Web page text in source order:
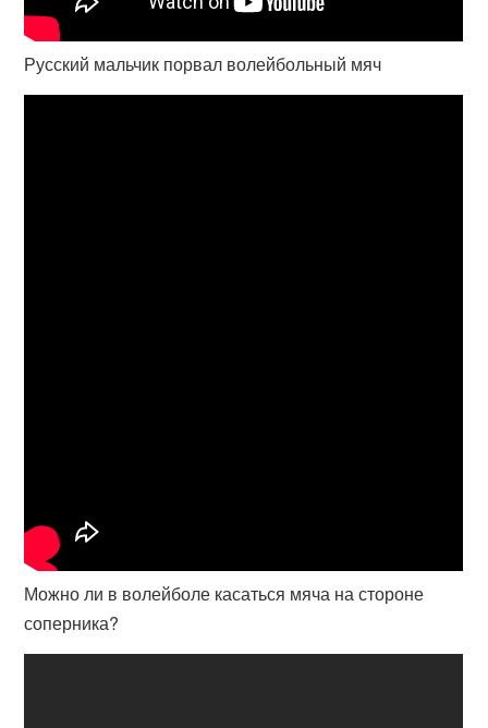
Русский мальчик порвал волейбольный мяч
Можно ли в волейболе касаться мяча на стороне
соперника?